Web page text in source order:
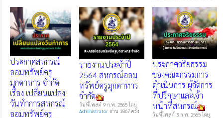
ประกาศสหกรณ์
ออมทรัพย์ครู
มุกดาหาร จำกัด
เรื่อง เปลี่ยนแปลง
วันทำการสหกรณ์
ออมทรัพย์ครู
รายงานประจำปี
2564 สหกรณ์ออม
ทรัพย์ครูมุกดาหาร
จำกัด
วันที่โพสต์ 9 ก.พ. 2565 โดย
Administrator อ่าน 1867 ครั้ง
ประกาศจริยธรรม
ของคณะกรรมการ
ดำเนินการ ผู้จัดการ
ที่ปรึกษาและเจ้า
หน้าที่สหกรณ์
วันที่โพสต์ 3 ก.พ. 2565 โดย